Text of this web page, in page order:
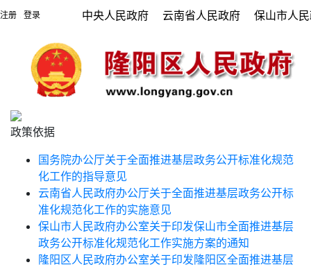
注册 登录 中央人民政府 云南省人民政府 保山市人
政策依据
国务院办公厅关于全面推进基层政务公开标准化规范
化工作的指导意见
云南省人民政府办公厅关于全面推进基层政务公开标
准化规范化工作的实施意见
保山市人民政府办公室关于印发保山市全面推进基层
政务公开标准化规范化工作实施方案的通知
隆阳区人民政府办公室关于印发隆阳区全面推进基层